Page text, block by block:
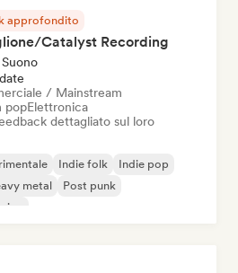
approfondito
Catalyst Recording
/ Mainstream
popElettronica
dettagliato sul loro
Indie folk
Indie pop
metal
Post punk